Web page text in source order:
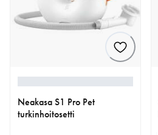
Neakasa S1 Pro Pet
turkinhoitosetti